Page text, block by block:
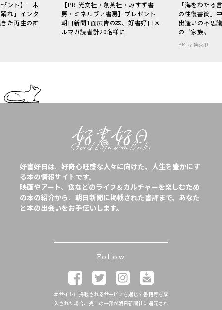
ント】一木
れ」インタ
た再生の群
【PR 光文社・創英社・みすず書
房・ミネルヴァ書房】プレゼント
朝日新聞1面広告の本、好書好日メ
ルマガ読者計20名様に
「海をわた
の往復書簡」
出逢いの不思
の〝家族〟
PR by 集英社
好書好日は、好奇心旺盛な人々に向けた、人生を豊かにす
る本の情報サイトです。
映画やアート、食などのライフ＆カルチャーを楽しむため
の本の紹介から、朝日新聞に掲載された書評まで、あなた
と本の出会いをお手伝いします。
Follow
本サイトに掲載されるサービスを通じて書籍等を購
入された場合、売上の一部が朝日新聞社に還元され